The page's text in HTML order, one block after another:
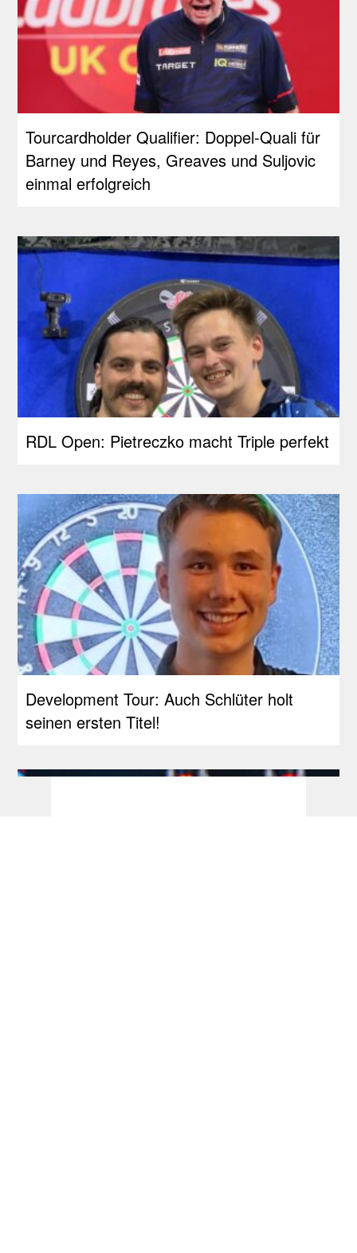
Tourcardholder Qualifier: Doppel-Quali für
Barney und Reyes, Greaves und Suljovic
einmal erfolgreich
RDL Open: Pietreczko macht Triple perfekt
Development Tour: Auch Schlüter holt
seinen ersten Titel!